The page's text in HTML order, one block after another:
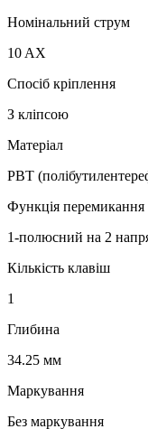
Номінальний струм
10 AX
Спосіб кріплення
З кліпсою
Матеріал
PBT
Функція перемикання
1-полюсний на 2
Кількість клавіш
1
Глибина
34.25 мм
Маркування
Без маркування